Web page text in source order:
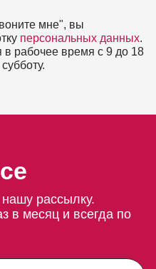
мне", вы
персональных данных.
рабочее время с 9 до 18
рассылку.
в месяц и всегда по